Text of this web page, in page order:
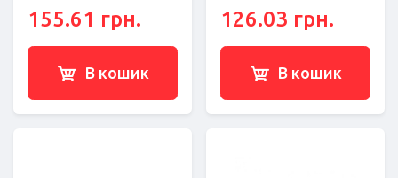
155.61 грн.
В кошик
126.03 грн.
В кошик